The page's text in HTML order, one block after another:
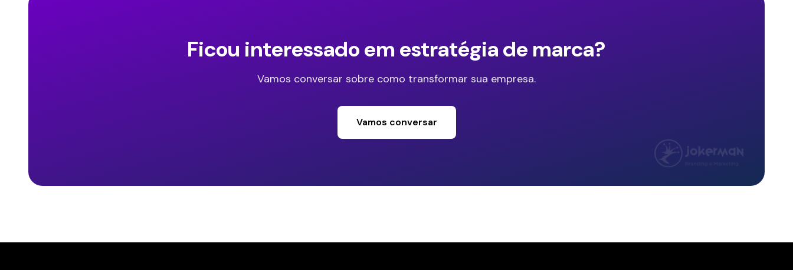
Ficou interessado em estratégia de marca?
Vamos conversar sobre como transformar sua empresa.
Vamos conversar